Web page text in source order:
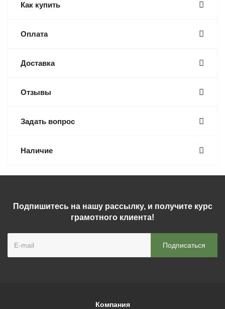
Как купить
Оплата
Доставка
Отзывы
Задать вопрос
Наличие
Подпишитесь на нашу рассылку, и получите курс
грамотного клиента!
Компания